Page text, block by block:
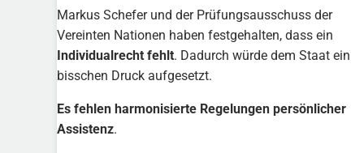
Markus Schefer und der Prüfungsausschuss der
Vereinten Nationen haben festgehalten, dass ein
Individualrecht fehlt. Dadurch würde dem Staat ein
bisschen Druck aufgesetzt.
Es fehlen harmonisierte Regelungen persönlicher
Assistenz.